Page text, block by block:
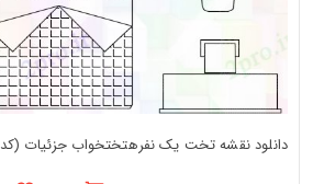
دانلود نقشه تخت یک نفرهتختخواب جزئیات (کد73779)